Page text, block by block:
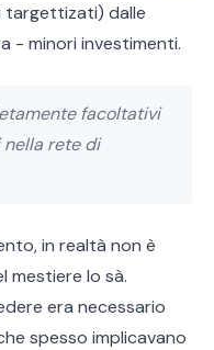
targettizati) dalle
- minori investimenti.
facoltativi
nella rete di
in realtà non è
mestiere lo sà.
era necessario
spesso implicavano